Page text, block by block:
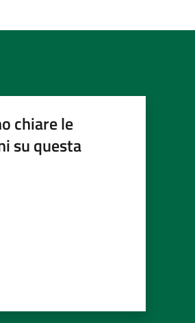
chiare le
su questa